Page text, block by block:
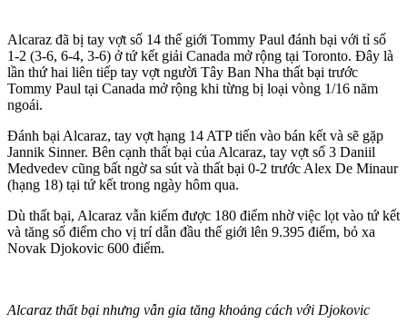
Alcaraz đã bị tay vợt số 14 thế giới Tommy Paul đánh bại với tỉ số
1-2 (3-6, 6-4, 3-6) ở tứ kết giải Canada mở rộng tại Toronto. Đây là
lần thứ hai liên tiếp tay vợt người Tây Ban Nha thất bại trước
Tommy Paul tại Canada mở rộng khi từng bị loại vòng 1/16 năm
ngoái.
Đánh bại Alcaraz, tay vợt hạng 14 ATP tiến vào bán kết và sẽ gặp
Jannik Sinner. Bên cạnh thất bại của Alcaraz, tay vợt số 3 Daniil
Medvedev cũng bất ngờ sa sút và thất bại 0-2 trước Alex De Minaur
(hạng 18) tại tứ kết trong ngày hôm qua.
Dù thất bại, Alcaraz vẫn kiếm được 180 điểm nhờ việc lọt vào tứ kết
và tăng số điểm cho vị trí dẫn đầu thế giới lên 9.395 điểm, bỏ xa
Novak Djokovic 600 điểm.
Alcaraz thất bại nhưng vẫn gia tăng khoảng cách với Djokovic